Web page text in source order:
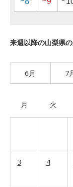
来週以降の山梨県
6月 7
月 火
3 4